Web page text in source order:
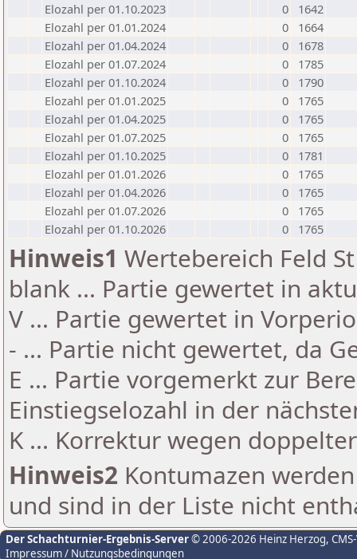
Elozahl per 01.10.2023
0
1642
Elozahl per 01.01.2024
0
1664
Elozahl per 01.04.2024
0
1678
Elozahl per 01.07.2024
0
1785
Elozahl per 01.10.2024
0
1790
Elozahl per 01.01.2025
0
1765
Elozahl per 01.04.2025
0
1765
Elozahl per 01.07.2025
0
1765
Elozahl per 01.10.2025
0
1781
Elozahl per 01.01.2026
0
1765
Elozahl per 01.04.2026
0
1765
Elozahl per 01.07.2026
0
1765
Elozahl per 01.10.2026
0 1765
Hinweis1 Wertebereich Feld
blank ... Partie gewertet in
V ... Partie gewertet in
- ... Partie nicht gewertet, da
E ... Partie vorgemerkt zur
Einstiegselozahl in der
K ... Korrektur wegen
Hinweis2 Kontumazen
und sind in der Liste nicht
Der Schachturnier-Ergebnis-Server© 2006-2026 Heinz Herzog,
Impressum / Nutzungsbedingungen